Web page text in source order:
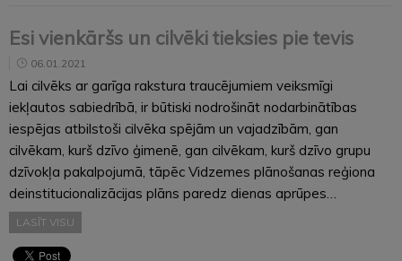
Esi vienkāršs un cilvēki tieksies pie tevis
06.01.2021
Lai cilvēks ar garīga rakstura traucējumiem veiksmīgi
iekļautos sabiedrībā, ir būtiski nodrošināt nodarbinātības
iespējas atbilstoši cilvēka spējām un vajadzībām, gan
cilvēkam, kurš dzīvo ģimenē, gan cilvēkam, kurš dzīvo grupu
dzīvokļa pakalpojumā, tāpēc Vidzemes plānošanas reģiona
deinstitucionalizācijas plāns paredz dienas aprūpes…
LASĪT VISU